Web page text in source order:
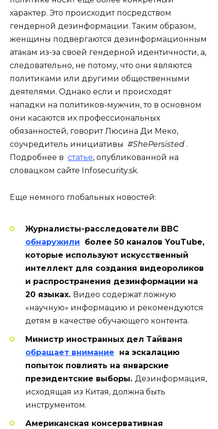
характер. Это происходит посредством
гендерной дезинформации. Таким образом,
женщины подвергаются дезинформационным
атакам из-за своей гендерной идентичности, а,
следовательно, не потому, что они являются
политиками или другими общественными
деятелями. Однако если и происходят
нападки на политиков-мужчин, то в основном
они касаются их профессиональных
обязанностей, говорит Люсина Ди Меко,
соучредитель инициативы #ShePersisted .
Подробнее в статье, опубликованной на
словацком сайте Infosecurity.sk.
Еще немного глобальных новостей:
Журналисты-расследователи BBC
обнаружили более 50 каналов YouTube,
которые используют искусственный
интеллект для создания видеороликов
и распространения дезинформации на
20 языках. Видео содержат ложную
«научную» информацию и рекомендуются
детям в качестве обучающего контента.
Министр иностранных дел Тайваня
обращает внимание на эскалацию
попыток повлиять на январские
президентские выборы. Дезинформация,
исходящая из Китая, должна быть
инструментом.
Американская консервативная